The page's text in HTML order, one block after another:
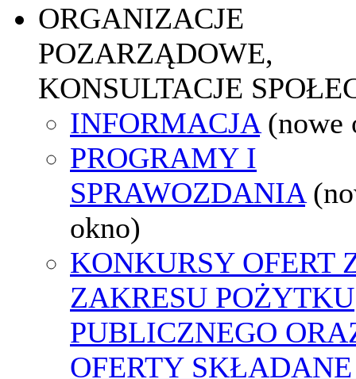
ORGANIZACJE
POZARZĄDOWE,
KONSULTACJE
INFORMACJA (nowe
PROGRAMY I
SPRAWOZDANIA
okno)
KONKURSY OFERT
ZAKRESU POŻYTKU
PUBLICZNEGO
OFERTY